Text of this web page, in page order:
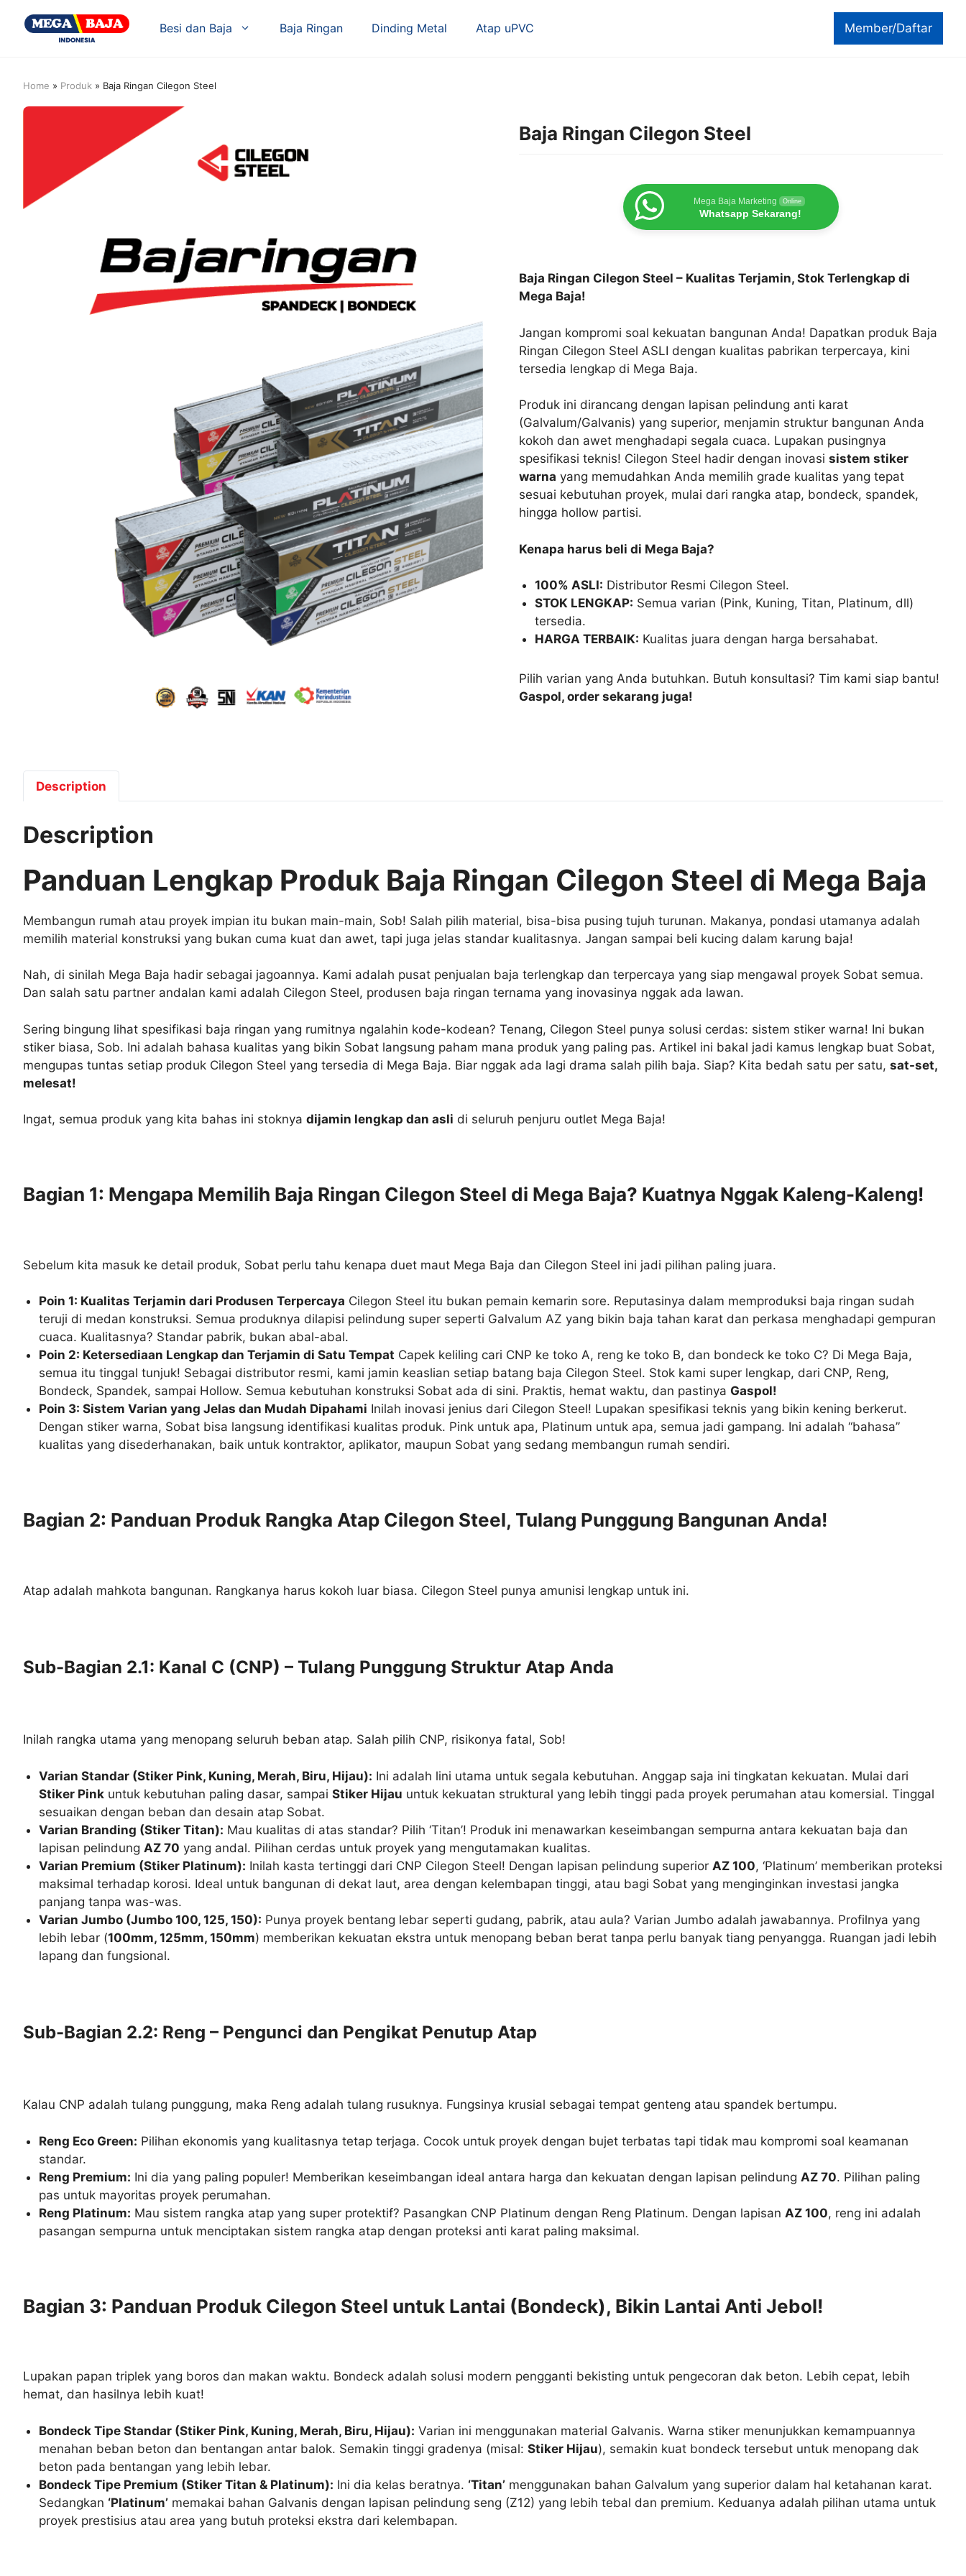
Member/Daftar
Besi dan Baja Baja Ringan Dinding Metal Atap uPVC
Home » Produk » Baja Ringan Cilegon Steel
Baja Ringan Cilegon Steel
Mega Baja Marketing Online
Whatsapp Sekarang!
Baja Ringan Cilegon Steel – Kualitas Terjamin, Stok Terlengkap di
Mega Baja!
Jangan kompromi soal kekuatan bangunan Anda! Dapatkan produk Baja
Ringan Cilegon Steel ASLI dengan kualitas pabrikan terpercaya, kini
tersedia lengkap di Mega Baja.
Produk ini dirancang dengan lapisan pelindung anti karat
(Galvalum/Galvanis) yang superior, menjamin struktur bangunan Anda
kokoh dan awet menghadapi segala cuaca. Lupakan pusingnya
spesifikasi teknis! Cilegon Steel hadir dengan inovasi sistem stiker
warna yang memudahkan Anda memilih grade kualitas yang tepat
sesuai kebutuhan proyek, mulai dari rangka atap, bondeck, spandek,
hingga hollow partisi.
Kenapa harus beli di Mega Baja?
100% ASLI: Distributor Resmi Cilegon Steel.
STOK LENGKAP: Semua varian (Pink, Kuning, Titan, Platinum, dll)
tersedia.
HARGA TERBAIK: Kualitas juara dengan harga bersahabat.
Pilih varian yang Anda butuhkan. Butuh konsultasi? Tim kami siap bantu!
Gaspol, order sekarang juga!
Description
Description
Panduan Lengkap Produk Baja Ringan Cilegon Steel di Mega Baja
Membangun rumah atau proyek impian itu bukan main-main, Sob! Salah pilih material, bisa-bisa pusing tujuh turunan. Makanya, pondasi utamanya adalah
memilih material konstruksi yang bukan cuma kuat dan awet, tapi juga jelas standar kualitasnya. Jangan sampai beli kucing dalam karung baja!
Nah, di sinilah Mega Baja hadir sebagai jagoannya. Kami adalah pusat penjualan baja terlengkap dan terpercaya yang siap mengawal proyek Sobat semua.
Dan salah satu partner andalan kami adalah Cilegon Steel, produsen baja ringan ternama yang inovasinya nggak ada lawan.
Sering bingung lihat spesifikasi baja ringan yang rumitnya ngalahin kode-kodean? Tenang, Cilegon Steel punya solusi cerdas: sistem stiker warna! Ini bukan
stiker biasa, Sob. Ini adalah bahasa kualitas yang bikin Sobat langsung paham mana produk yang paling pas. Artikel ini bakal jadi kamus lengkap buat Sobat,
mengupas tuntas setiap produk Cilegon Steel yang tersedia di Mega Baja. Biar nggak ada lagi drama salah pilih baja. Siap? Kita bedah satu per satu, sat-set,
melesat!
Ingat, semua produk yang kita bahas ini stoknya dijamin lengkap dan asli di seluruh penjuru outlet Mega Baja!
Bagian 1: Mengapa Memilih Baja Ringan Cilegon Steel di Mega Baja? Kuatnya Nggak Kaleng-Kaleng!
Sebelum kita masuk ke detail produk, Sobat perlu tahu kenapa duet maut Mega Baja dan Cilegon Steel ini jadi pilihan paling juara.
Poin 1: Kualitas Terjamin dari Produsen Terpercaya Cilegon Steel itu bukan pemain kemarin sore. Reputasinya dalam memproduksi baja ringan sudah
teruji di medan konstruksi. Semua produknya dilapisi pelindung super seperti Galvalum AZ yang bikin baja tahan karat dan perkasa menghadapi gempuran
cuaca. Kualitasnya? Standar pabrik, bukan abal-abal.
Poin 2: Ketersediaan Lengkap dan Terjamin di Satu Tempat Capek keliling cari CNP ke toko A, reng ke toko B, dan bondeck ke toko C? Di Mega Baja,
semua itu tinggal tunjuk! Sebagai distributor resmi, kami jamin keaslian setiap batang baja Cilegon Steel. Stok kami super lengkap, dari CNP, Reng,
Bondeck, Spandek, sampai Hollow. Semua kebutuhan konstruksi Sobat ada di sini. Praktis, hemat waktu, dan pastinya Gaspol!
Poin 3: Sistem Varian yang Jelas dan Mudah Dipahami Inilah inovasi jenius dari Cilegon Steel! Lupakan spesifikasi teknis yang bikin kening berkerut.
Dengan stiker warna, Sobat bisa langsung identifikasi kualitas produk. Pink untuk apa, Platinum untuk apa, semua jadi gampang. Ini adalah “bahasa”
kualitas yang disederhanakan, baik untuk kontraktor, aplikator, maupun Sobat yang sedang membangun rumah sendiri.
Bagian 2: Panduan Produk Rangka Atap Cilegon Steel, Tulang Punggung Bangunan Anda!
Atap adalah mahkota bangunan. Rangkanya harus kokoh luar biasa. Cilegon Steel punya amunisi lengkap untuk ini.
Sub-Bagian 2.1: Kanal C (CNP) – Tulang Punggung Struktur Atap Anda
Inilah rangka utama yang menopang seluruh beban atap. Salah pilih CNP, risikonya fatal, Sob!
Varian Standar (Stiker Pink, Kuning, Merah, Biru, Hijau): Ini adalah lini utama untuk segala kebutuhan. Anggap saja ini tingkatan kekuatan. Mulai dari
Stiker Pink untuk kebutuhan paling dasar, sampaiStiker Hijau untuk kekuatan struktural yang lebih tinggi pada proyek perumahan atau komersial. Tinggal
sesuaikan dengan beban dan desain atap Sobat.
Varian Branding (Stiker Titan): Mau kualitas di atas standar? Pilih ‘Titan’! Produk ini menawarkan keseimbangan sempurna antara kekuatan baja dan
lapisan pelindung AZ 70 yang andal. Pilihan cerdas untuk proyek yang mengutamakan kualitas.
Varian Premium (Stiker Platinum): Inilah kasta tertinggi dari CNP Cilegon Steel! Dengan lapisan pelindung superior AZ 100, ‘Platinum’ memberikan proteksi
maksimal terhadap korosi. Ideal untuk bangunan di dekat laut, area dengan kelembapan tinggi, atau bagi Sobat yang menginginkan investasi jangka
panjang tanpa was-was.
Varian Jumbo (Jumbo 100, 125, 150): Punya proyek bentang lebar seperti gudang, pabrik, atau aula? Varian Jumbo adalah jawabannya. Profilnya yang
lebih lebar (100mm, 125mm, 150mm) memberikan kekuatan ekstra untuk menopang beban berat tanpa perlu banyak tiang penyangga. Ruangan jadi lebih
lapang dan fungsional.
Sub-Bagian 2.2: Reng – Pengunci dan Pengikat Penutup Atap
Kalau CNP adalah tulang punggung, maka Reng adalah tulang rusuknya. Fungsinya krusial sebagai tempat genteng atau spandek bertumpu.
Reng Eco Green: Pilihan ekonomis yang kualitasnya tetap terjaga. Cocok untuk proyek dengan bujet terbatas tapi tidak mau kompromi soal keamanan
standar.
Reng Premium: Ini dia yang paling populer! Memberikan keseimbangan ideal antara harga dan kekuatan dengan lapisan pelindung AZ 70. Pilihan paling
pas untuk mayoritas proyek perumahan.
Reng Platinum: Mau sistem rangka atap yang super protektif? Pasangkan CNP Platinum dengan Reng Platinum. Dengan lapisan AZ 100, reng ini adalah
pasangan sempurna untuk menciptakan sistem rangka atap dengan proteksi anti karat paling maksimal.
Bagian 3: Panduan Produk Cilegon Steel untuk Lantai (Bondeck), Bikin Lantai Anti Jebol!
Lupakan papan triplek yang boros dan makan waktu. Bondeck adalah solusi modern pengganti bekisting untuk pengecoran dak beton. Lebih cepat, lebih
hemat, dan hasilnya lebih kuat!
Bondeck Tipe Standar (Stiker Pink, Kuning, Merah, Biru, Hijau): Varian ini menggunakan material Galvanis. Warna stiker menunjukkan kemampuannya
menahan beban beton dan bentangan antar balok. Semakin tinggi gradenya (misal:Stiker Hijau), semakin kuat bondeck tersebut untuk menopang dak
beton pada bentangan yang lebih lebar.
Bondeck Tipe Premium (Stiker Titan & Platinum): Ini dia kelas beratnya. ‘Titan’ menggunakan bahan Galvalum yang superior dalam hal ketahanan karat.
Sedangkan ‘Platinum’ memakai bahan Galvanis dengan lapisan pelindung seng (Z12) yang lebih tebal dan premium. Keduanya adalah pilihan utama untuk
proyek prestisius atau area yang butuh proteksi ekstra dari kelembapan.